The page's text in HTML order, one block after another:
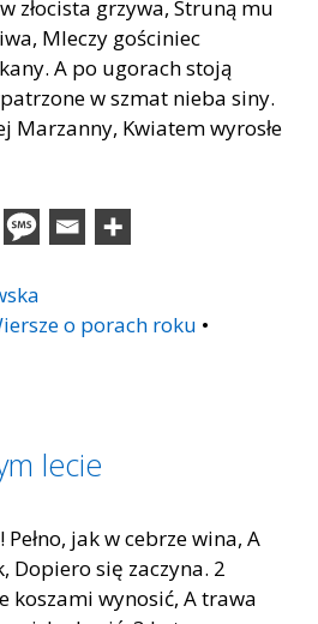
złocista grzywa, Struną mu
Mleczy gościniec
A po ugorach stoją
w szmat nieba siny.
Marzanny, Kwiatem wyrosłe
o porach roku •
lecie
jak w cebrze wina, A
Dopiero się zaczyna. 2
koszami wynosić, A trawa